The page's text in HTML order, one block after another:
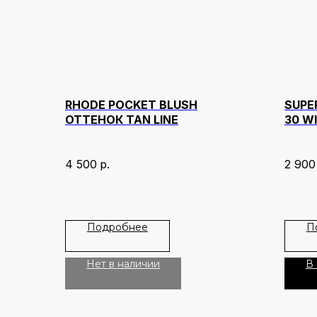
RHODE POCKET BLUSH
ОТТЕНОК TAN LINE
4 500 р.
Подробнее
Нет в наличии
30
2 900
В